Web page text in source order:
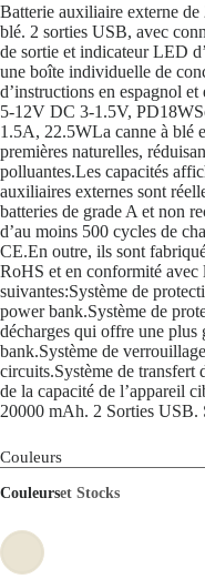
Batterie auxiliaire externe
blé. 2 sorties USB, avec
de sortie et indicateur LED
une boîte individuelle de
d’instructions en espagnol
5-12V DC 3-1.5V,
1.5A, 22.5WLa canne à blé
premières naturelles,
polluantes.Les capacités
auxiliaires externes sont
batteries de grade A et non
d’au moins 500 cycles de
CE.En outre, ils sont
RoHS et en conformité avec
suivantes:Système de
power bank.Système de
décharges qui offre une
bank.Système de
circuits.Système de transfert
de la capacité de l’appareil
20000 mAh. 2 Sorties USB.
Couleurs
Couleurset Stocks